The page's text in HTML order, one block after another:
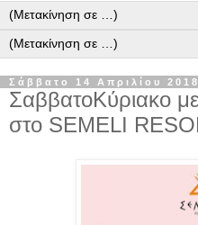
Σάββατο 14 Απριλίου 2018
ΣαββατοΚύριακο
στο SEMELI